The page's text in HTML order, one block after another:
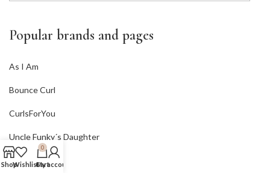
Popular brands and pages
As I Am
Bounce Curl
CurlsForYou
Uncle Funky´s Daughter
Innersense
ShopWishlist
0
Cart
My account